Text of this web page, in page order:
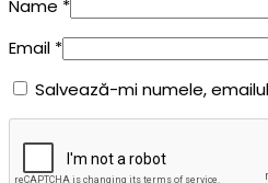
Name *
Email *
Salvează-mi numele,